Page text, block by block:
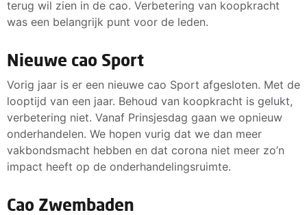
terug wil zien in de cao. Verbetering van koopkracht
was een belangrijk punt voor de leden.
Nieuwe cao Sport
Vorig jaar is er een nieuwe cao Sport afgesloten. Met de
looptijd van een jaar. Behoud van koopkracht is gelukt,
verbetering niet. Vanaf Prinsjesdag gaan we opnieuw
onderhandelen. We hopen vurig dat we dan meer
vakbondsmacht hebben en dat corona niet meer zo’n
impact heeft op de onderhandelingsruimte.
Cao Zwembaden